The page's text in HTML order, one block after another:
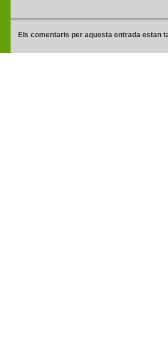
Els comentaris per aquesta entrada estan